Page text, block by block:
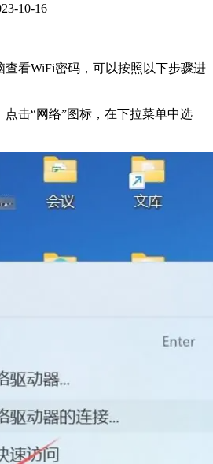
10-16
看WiFi密码，可以按照以下步骤进
击“网络”图标，在下拉菜单中选